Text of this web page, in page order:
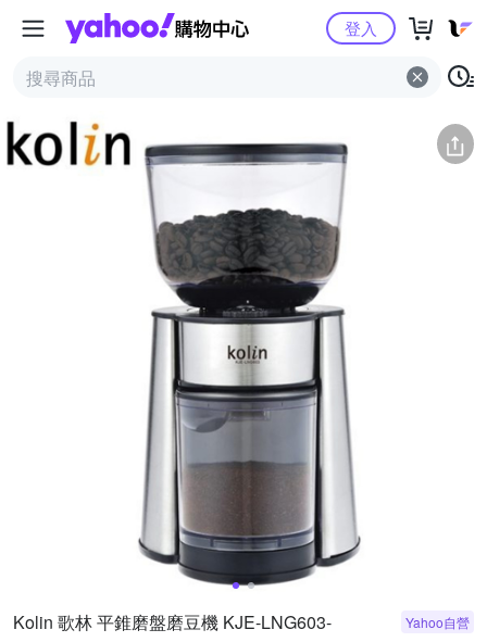
Yahoo購物中心
登入
簡介 評價 (0) 猜你喜歡
Kolin 歌林 平錐磨盤磨豆機 KJE-LNG603- Yahoo自營